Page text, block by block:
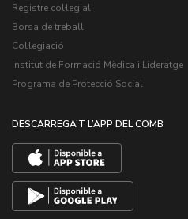
Registre col·legial
Borsa de treball
Col·legiació
Institut de Formació Mèdica i Lideratge
Programa de Protecció Social
DESCARREGA’T L’APP DEL COMB